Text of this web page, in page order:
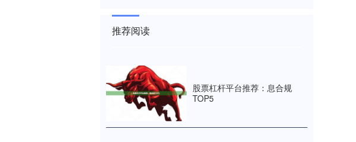
推荐阅读
股票杠杆平台推荐：息合规
TOP5